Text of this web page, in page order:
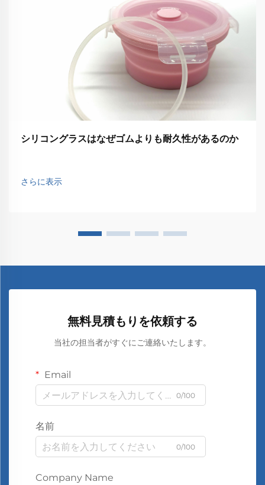
シリコングラスはなぜゴムよりも耐久性があるのか
さらに表示
無料見積もりを依頼する
当社の担当者がすぐにご連絡いたします。
Email
0/100
名前
0/100
Company Name